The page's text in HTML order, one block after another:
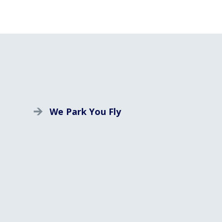
We Park You Fly